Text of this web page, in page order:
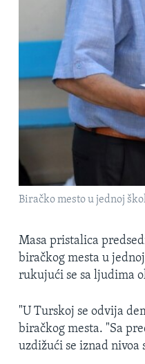
Biračko mesto u jednoj
Masa pristalica
biračkog mesta u
rukujući se sa ljudima
"U Turskoj se odvija
biračkog mesta. "Sa
uzdižući se iznad